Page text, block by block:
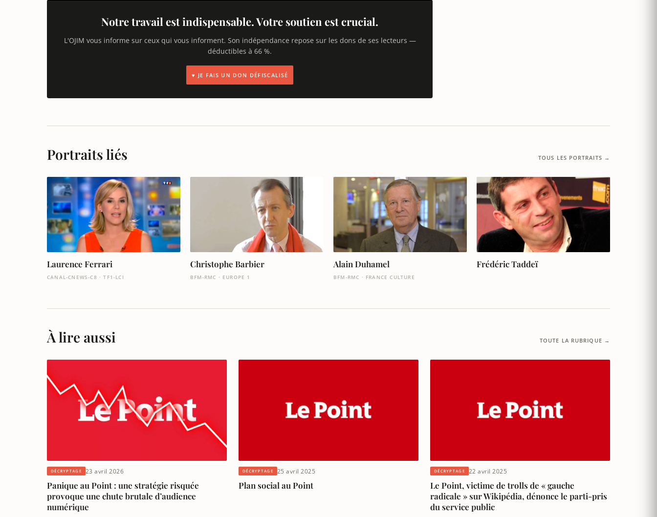
Notre travail est indispensable. Votre soutien est crucial.
L'OJIM vous informe sur ceux qui vous informent. Son indépendance repose sur les dons de ses lecteurs —
déductibles à 66 %.
♥ JE FAIS UN DON DÉFISCALISÉ
Portraits liés TOUS LES PORTRAITS →
Laurence Ferrari
CANAL-CNEWS-C8 · TF1-LCI
Christophe Barbier
BFM-RMC · EUROPE 1
Alain Duhamel
BFM-RMC · FRANCE CULTURE
Frédéric Taddeï
À lire aussi TOUTE LA RUBRIQUE →
DÉCRYPTAGE 23 avril 2026
Panique au Point : une stratégie risquée
provoque une chute brutale d’audience
numérique
DÉCRYPTAGE 25 avril 2025
Plan social au Point
DÉCRYPTAGE 22 avril 2025
Le Point, victime de trolls de « gauche
radicale » sur Wikipédia, dénonce le parti-pris
du service public